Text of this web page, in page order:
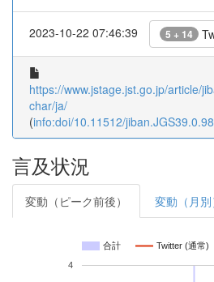
2023-10-22 07:46:39 5 + 14
https://www.jstage.jst.go.jp/article/
char/ja/
(info:doi/10.11512/
言及状況
変動（ピーク前後） 変動（月別
合計 Twitter (通常)
4